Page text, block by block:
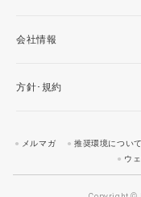
会社情報
方針･規約
メルマガ 推奨環境について
ウ